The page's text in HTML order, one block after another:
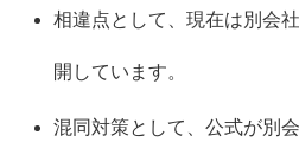
相違点として、現在は別会
開しています。
混同対策として、公式が別